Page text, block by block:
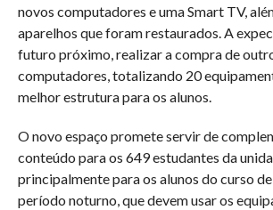
novos computadores e uma Smart TV,
aparelhos que foram restaurados. A
futuro próximo, realizar a compra de
computadores, totalizando 20
melhor estrutura para os alunos.
O novo espaço promete servir de
conteúdo para os 649 estudantes da
principalmente para os alunos do curso
período noturno, que devem usar os